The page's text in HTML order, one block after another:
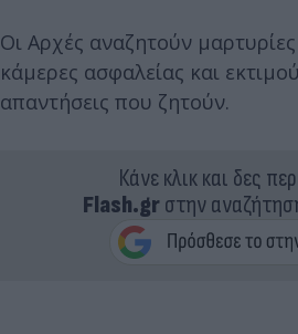
Οι Αρχές αναζητούν
κάμερες ασφαλείας και
απαντήσεις που ζητούν.
Κάνε κλικ και δες
Flash.grστην